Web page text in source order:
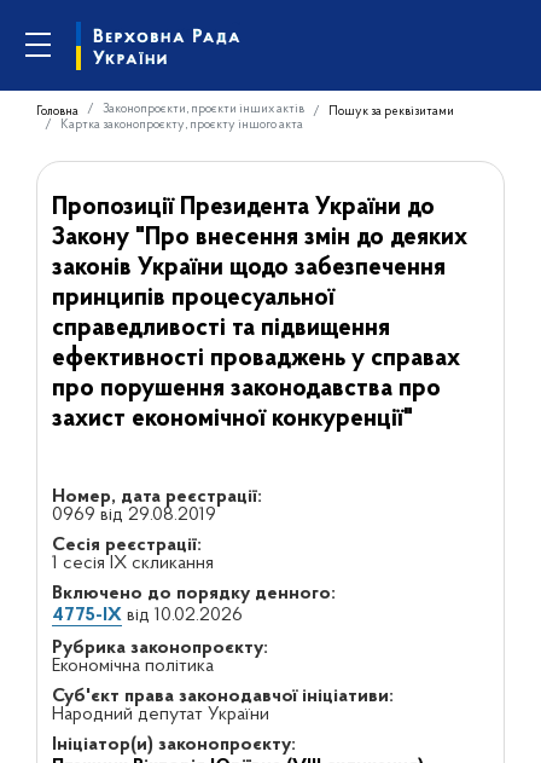
Головна Законопроєкти, проєкти інших актів
Пошук за реквізитами
Картка законопроєкту, проєкту іншого акта
Пропозиції Президента України до
Закону "Про внесення змін до деяких
законів України щодо забезпечення
принципів процесуальної
справедливості та підвищення
ефективності проваджень у справах
про порушення законодавства про
захист економічної конкуренції"
Номер, дата реєстрації:
0969 від 29.08.2019
Сесія реєстрації:
1 сесія IX скликання
Включено до порядку денного:
4775-IXвід 10.02.2026
Рубрика законопроєкту:
Економічна політика
Суб'єкт права законодавчої ініціативи:
Народний депутат України
Ініціатор(и) законопроєкту: